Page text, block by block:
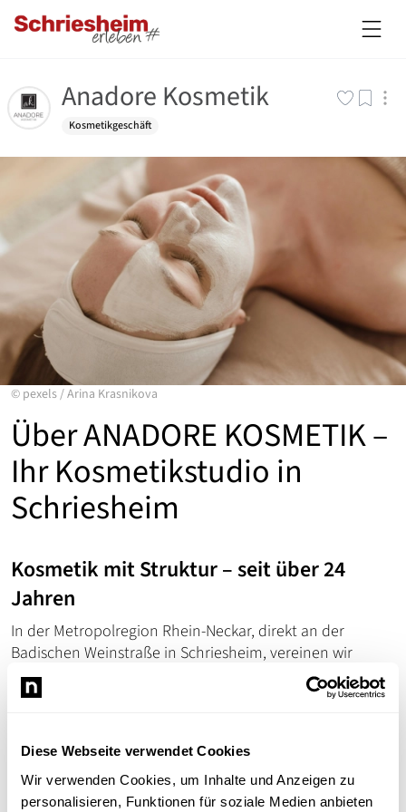
Diese Webseite verwendet Cookies
Wir verwenden Cookies, um Inhalte und Anzeigen zu
personalisieren, Funktionen für soziale Medien anbieten
Anadore Kosmetik
Kosmetikgeschäft
© pexels/Arina Krasnikova
Über ANADORE KOSMETIK –
Ihr Kosmetikstudio in
Schriesheim
Kosmetik mit Struktur – seit über 24
Jahren
In der Metropolregion Rhein-Neckar, direkt an der
Badischen Weinstraße in Schriesheim, vereinen wir
geprüfte Kosmetik, individuelle Hautberatung und
exklusive Produkte zu einem einzigartigen Erlebnis – für
Unsere Philosophie: Zielorientiert. Individuell. Visionär.
Wir machen Hautpflege planbar,